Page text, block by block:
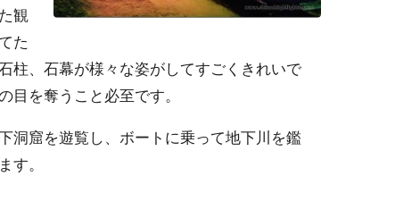
観
た
柱、石幕が様々な姿がしてすごくきれいで
を奪うこと必至です。
洞窟を遊覧し、ボートに乗って地下川を鑑
す。